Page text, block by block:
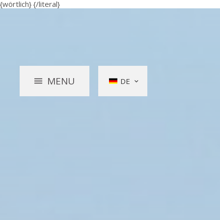
{wörtlich} {/literal}
MENU DE